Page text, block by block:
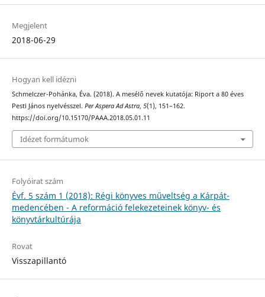
Megjelent
2018-06-29
Hogyan kell idézni
Schmelczer-Pohánka, Éva. (2018). A mesélő nevek kutatója: Riport a 80 éves
Pesti János nyelvésszel. Per Aspera Ad Astra, 5(1), 151–162.
https://doi.org/10.15170/PAAA.2018.05.01.11
Idézet formátumok
Folyóirat szám
Évf. 5 szám 1 (2018): Régi könyves műveltség a Kárpát-
medencében - A reformáció felekezeteinek könyv- és
könyvtárkultúrája
Rovat
Visszapillantó